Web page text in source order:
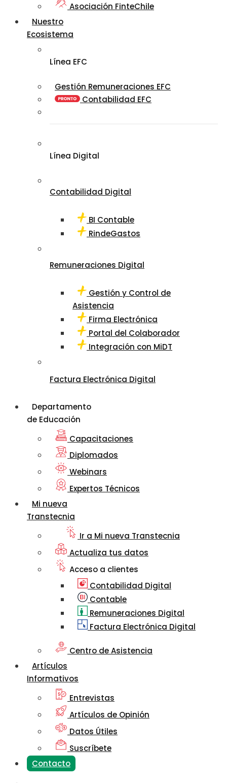
Asociación FinteChile
Nuestro
Ecosistema
Línea EFC
Gestión Remuneraciones EFC
Contabilidad EFC
Línea Digital
Contabilidad Digital
BI Contable
RindeGastos
Remuneraciones Digital
Gestión y Control de
Asistencia
Firma Electrónica
Portal del Colaborador
Integración con MiDT
Factura Electrónica Digital
Departamento
de Educación
Capacitaciones
Diplomados
Webinars
Expertos Técnicos
Mi nueva
Transtecnia
Ir a Mi nueva Transtecnia
Actualiza tus datos
Acceso a clientes
Contabilidad Digital
Contable
Remuneraciones Digital
Factura Electrónica Digital
Centro de Asistencia
Artículos
Informativos
Entrevistas
Artículos de Opinión
Datos Útiles
Suscríbete
Contacto